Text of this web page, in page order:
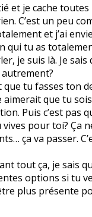
et je cache
C’est un peu
et j’ai
qui tu as
je suis là. Je
que tu fasses ton
aimerait que tu
Puis c’est pas
pour toi? Ça
ça va passer.
tout ça, je sais
options si tu
plus présente